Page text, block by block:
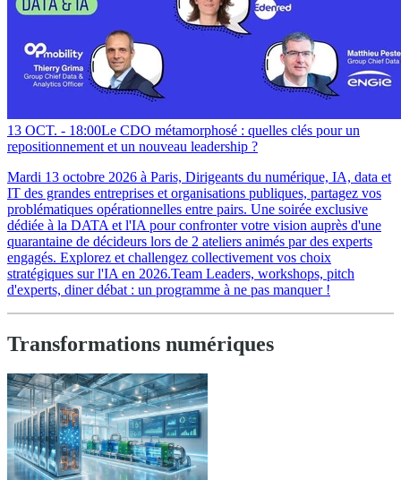
13 OCT. - 18:00Le CDO métamorphosé : quelles clés pour un
repositionnement et un nouveau leadership ?
Mardi 13 octobre 2026 à Paris, Dirigeants du numérique, IA, data et
IT des grandes entreprises et organisations publiques, partagez vos
problématiques opérationnelles entre pairs. Une soirée exclusive
dédiée à la DATA et l'IA pour confronter votre vision auprès d'une
quarantaine de décideurs lors de 2 ateliers animés par des experts
engagés. Explorez et challengez collectivement vos choix
stratégiques sur l'IA en 2026.Team Leaders, workshops, pitch
d'experts, diner débat : un programme à ne pas manquer !
Transformations numériques